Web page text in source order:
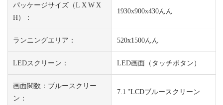
パッケージサイズ（L X W X
H）：
1930x900x430んん
ランニングエリア： 520x1500んん
LEDスクリーン： LED画面（タッチボタン）
画面関数：ブルースクリー
ン：
7.1 "LCDブルースクリーン